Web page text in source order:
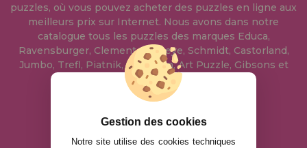
puzzles, où vous pouvez acheter des puzzles en ligne aux
meilleurs prix sur Internet. Nous avons dans notre
catalogue tous les puzzles des marques Educa,
Ravensburger, Clementoni, Heye, Schmidt, Castorland,
Jumbo, Trefl, Piatnik, Anatolian, Art Puzzle, Gibsons et
bien d'autres.
info@maisondespuzzles.fr
Gestion des cookies
Notre site utilise des cookies techniques